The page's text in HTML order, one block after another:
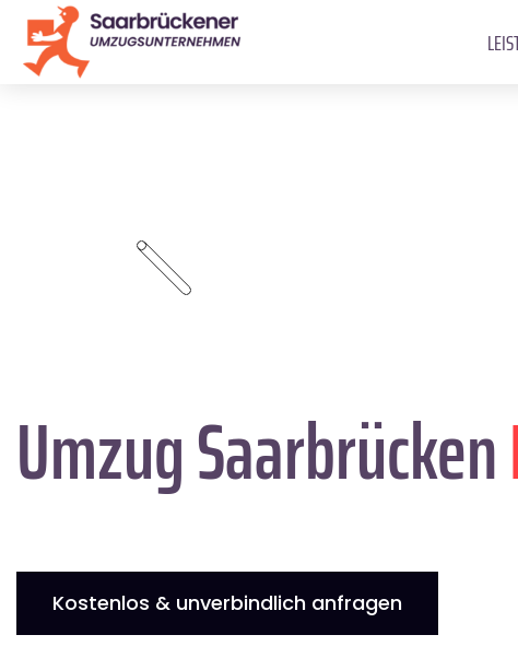
Umzug Saarbrücken
Kostenlos & unverbindlich anfragen